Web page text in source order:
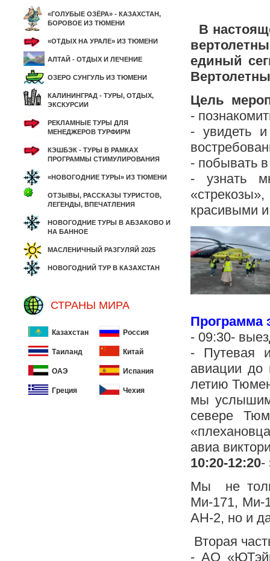
«ГОЛУБЫЕ ОЗЁРА» - КАЗАХСТАН,
БОРОВОЕ ИЗ ТЮМЕНИ
«ОТДЫХ НА УРАЛЕ» ИЗ ТЮМЕНИ
АЛТАЙ - ОТДЫХ И ЛЕЧЕНИЕ
ОЗЕРО СУНГУЛЬ ИЗ ТЮМЕНИ
КАЛИНИНГРАД - ТУРЫ, ОТДЫХ,
ЭКСКУРСИИ
РЕКЛАМНЫЕ ТУРЫ ДЛЯ
МЕНЕДЖЕРОВ ТУРФИРМ
КЭШБЭК - ТУРЫ В РАМКАХ
ПРОГРАММЫ СТИМУЛИРОВАНИЯ
«НОВОГОДНИЕ ТУРЫ» ИЗ ТЮМЕНИ
ОТЗЫВЫ, РАССКАЗЫ ТУРИСТОВ,
ЛЕГЕНДЫ, ВПЕЧАТЛЕНИЯ
НОВОГОДНИЕ ТУРЫ В АБЗАКОВО И
НА БАННОЕ
МАСЛЕНИЧНЫЙ РАЗГУЛЯЙ 2025
НОВОГОДНИЙ ТУР В КАЗАХСТАН
СТРАНЫ МИРА
Казахстан Россия
Таиланд Китай
ОАЭ Испания
Греция Чехия
В
единый
Цель
-
- увидеть и
- побывать
- узнать
красивыми
Программа
- 09:30-
- Путевая
авиации
летию
мы
севере
авиа
10:20-12:20-
Мы не
Ми-171, Ми-
АН-2, но и
Вторая
- АО